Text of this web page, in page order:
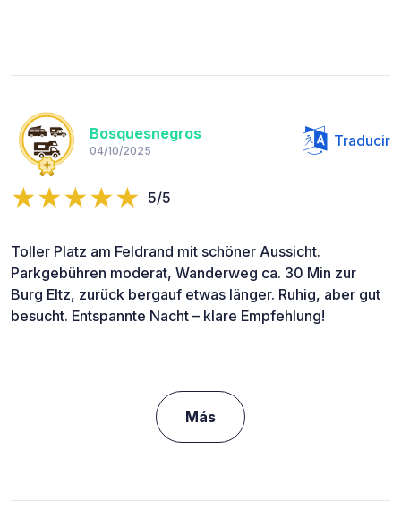
Bosquesnegros
04/10/2025
Traducir
5/5
Toller Platz am Feldrand mit schöner Aussicht.
Parkgebühren moderat, Wanderweg ca. 30 Min zur
Burg Eltz, zurück bergauf etwas länger. Ruhig, aber gut
besucht. Entspannte Nacht – klare Empfehlung!
Más